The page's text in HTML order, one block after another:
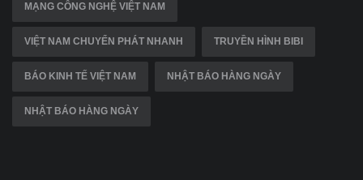
MẠNG CÔNG NGHỆ VIỆT NAM
VIỆT NAM CHUYỂN PHÁT NHANH TRUYỀN HÌNH BIBI
BÁO KINH TẾ VIỆT NAM NHẬT BÁO HÀNG NGÀY
NHẬT BÁO HÀNG NGÀY